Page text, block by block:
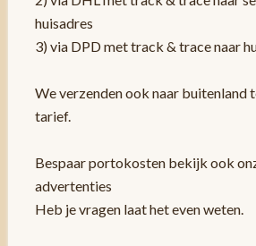
huisadres
3) via DPD met track & trace naar
We verzenden ook naar buitenland
tarief.
Bespaar portokosten bekijk ook
advertenties
Heb je vragen laat het even weten.